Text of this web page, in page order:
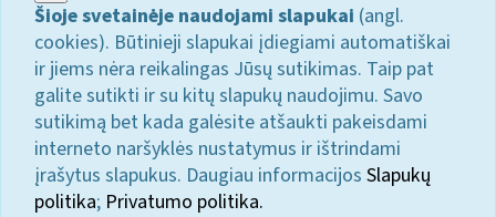
Šioje svetainėje naudojami slapukai (angl.
cookies). Būtinieji slapukai įdiegiami automatiškai
ir jiems nėra reikalingas Jūsų sutikimas. Taip pat
galite sutikti ir su kitų slapukų naudojimu. Savo
sutikimą bet kada galėsite atšaukti pakeisdami
interneto naršyklės nustatymus ir ištrindami
įrašytus slapukus. Daugiau informacijos Slapukų
politika; Privatumo politika.